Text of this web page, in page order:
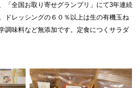
「全国お取り寄せグランプリ」にて3年連続
ドレッシングの６０％以上は生の有機玉ね
調味料など無添加です。定食につくサラダ